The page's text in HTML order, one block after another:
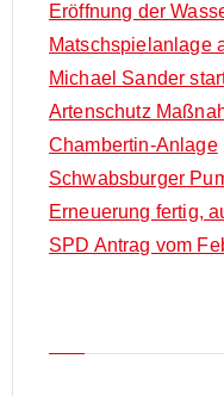
Eröffnung der
Matschspielanlage
Michael Sander
Artenschutz
Chambertin-Anlage
Schwabsburger
Erneuerung fertig,
SPD Antrag vom